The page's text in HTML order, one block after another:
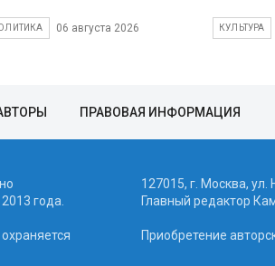
06 августа 2026 КУЛЬТУРА
ПРАВОВАЯ ИНФОРМАЦИЯ
года.
127015, г. Москва,
Главный редактор
Приобретение